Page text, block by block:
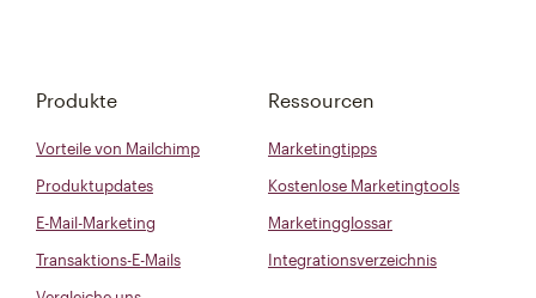
Produkte
Vorteile von Mailchimp
Produktupdates
E-Mail-Marketing
Transaktions-E-Mails
Ressourcen
Marketingtipps
Kostenlose Marketingtools
Marketingglossar
Integrationsverzeichnis